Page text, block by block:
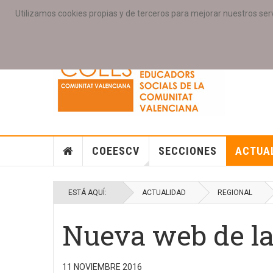
Utilizamos cookies propias y de terceros para mejorar nuestros
PORTADA ACCESO COLEGIAD@S GALERIAS
COEESCV SECCIONES
ESTÁ AQUÍ: ACTUALIDAD REGIONAL
Nueva web de
11 NOVIEMBRE 2016